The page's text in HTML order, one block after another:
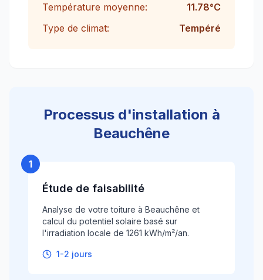
Température moyenne:
11.78°C
Type de climat:
Tempéré
Processus d'installation à
Beauchêne
1
Étude de faisabilité
Analyse de votre toiture à Beauchêne et
calcul du potentiel solaire basé sur
l'irradiation locale de 1261 kWh/m²/an.
1-2 jours